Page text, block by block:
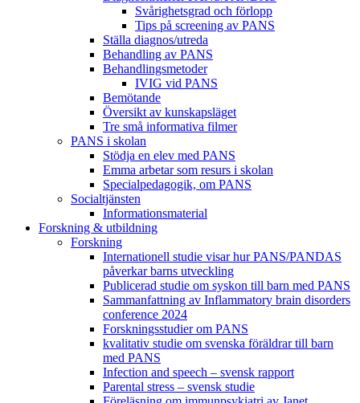
Svårighetsgrad och förlopp
Tips på screening av PANS
Ställa diagnos/utreda
Behandling av PANS
Behandlings­metoder
IVIG vid PANS
Bemötande
Översikt av kunskapsläget
Tre små informativa filmer
PANS i skolan
Stödja en elev med PANS
Emma arbetar som resurs i skolan
Specialpedagogik, om PANS
Socialtjänsten
Informationsmaterial
Forskning & utbildning
Forskning
Internationell studie visar hur PANS/PANDAS
påverkar barns utveckling
Publicerad studie om syskon till barn med PANS
Sammanfattning av Inflammatory brain disorders
conference 2024
Forskningsstudier om PANS
kvalitativ studie om svenska föräldrar till barn
med PANS
Infection and speech – svensk rapport
Parental stress – svensk studie